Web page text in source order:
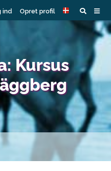
ind Opret profil
Kursus